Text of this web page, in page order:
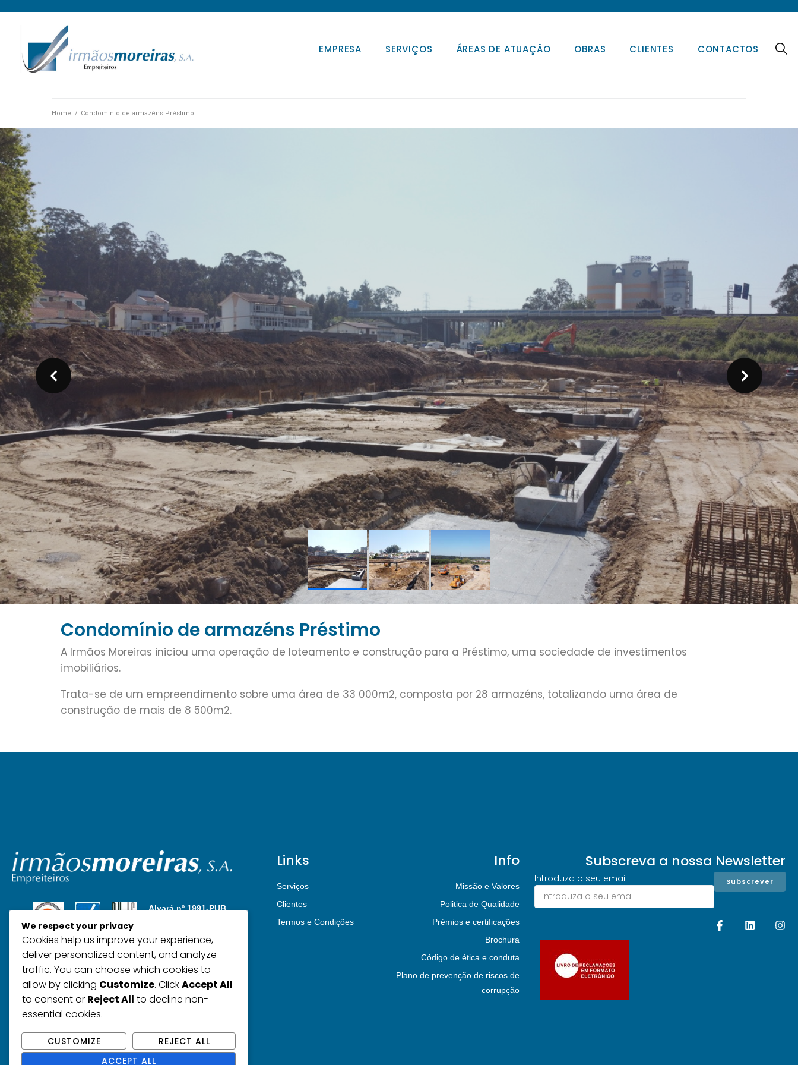
EMPRESA SERVIÇOS ÁREAS DE ATUAÇÃO OBRAS CLIENTES CONTACTOS
Home / Condomínio de armazéns Préstimo
Condomínio de armazéns Préstimo
A Irmãos Moreiras iniciou uma operação de loteamento e construção para a Préstimo, uma sociedade de investimentos
imobiliários.
Trata-se de um empreendimento sobre uma área de 33 000m2, composta por 28 armazéns, totalizando uma área de
construção de mais de 8 500m2.
Alvará nº 1991-PUB
Links
Serviços
Clientes
Termos e Condições
Info
Missão e Valores
Politica de Qualidade
Prémios e certificações
Brochura
Código de ética e conduta
Plano de prevenção de riscos de
corrupção
Subscreva a nossa Newsletter
Introduza o seu email
We respect your privacy
Cookies help us improve your experience,
deliver personalized content, and analyze
traffic. You can choose which cookies to
allow by clicking Customize. ClickAccept All
to consent or Reject All to decline non-
essential cookies.
CUSTOMIZE
REJECT ALL
ACCEPT ALL